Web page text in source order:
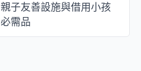
親子友善設施與借用小孩
必需品